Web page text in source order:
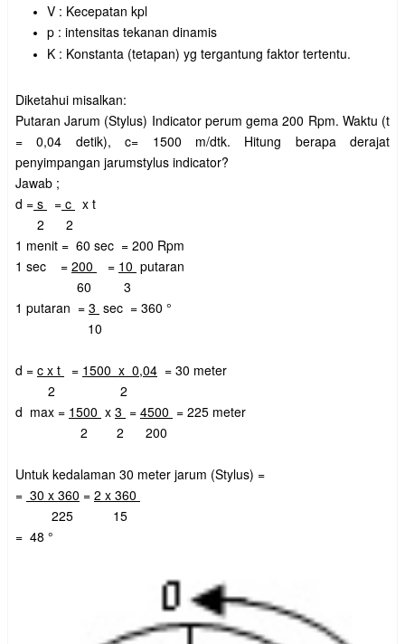
V : Kecepatan kpl
p : intensitas tekanan dinamis
K : Konstanta (tetapan) yg tergantung faktor tertentu.
Diketahui misalkan:
Putaran Jarum (Stylus) Indicator perum gema 200 Rpm. Waktu (t
= 0,04 detik), c= 1500 m/dtk. Hitung berapa derajat
penyimpangan jarumstylus indicator?
Jawab ;
d = s = c x t
2 2
1 menit = 60 sec = 200 Rpm
1 sec = 200 = 10 putaran
60
3
1 putaran = 3 sec = 360 °
10
d = c x t = 1500 x 0,04 = 30 meter
2
2
d max = 1500 x 3 = 4500 = 225 meter
2
2 200
Untuk kedalaman 30 meter jarum (Stylus) =
= 30 x 360 = 2 x 360
225
15
= 48 °